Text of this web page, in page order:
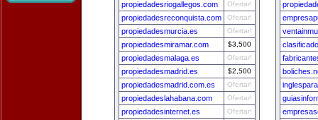
propiedadesriogallegos.com Ofertar!
propiedadesreconquista.com Ofertar!
propiedadesmurcia.es Ofertar!
propiedadesmiramar.com $3,500
propiedadesmalaga.es Ofertar!
propiedadesmadrid.es $2,500
propiedadesmadrid.com.es Ofertar!
propiedadeslahabana.com Ofertar!
propiedadesinternet.es Ofertar!